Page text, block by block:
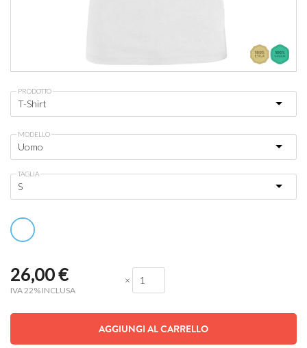
PRODOTTO
MODELLO
TAGLIA
26,00€
IVA 22% INCLUSA
×
AGGIUNGI AL CARRELLO